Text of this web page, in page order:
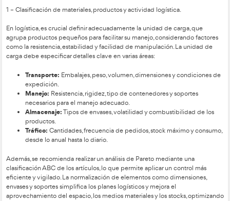
organizacionales.
FACETAS DEL DISEÑO